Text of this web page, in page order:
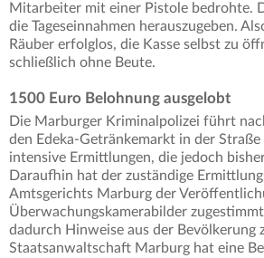
Mitarbeiter mit einer Pistole bedrohte.
die Tageseinnahmen herauszugeben.
Räuber erfolglos, die Kasse selbst zu
schließlich ohne Beute.
1500 Euro Belohnung ausgelobt
Die Marburger Kriminalpolizei führt
den Edeka-Getränkemarkt in der
intensive Ermittlungen, die jedoch
Daraufhin hat der zuständige
Amtsgerichts Marburg der
Überwachungskamerabilder
dadurch Hinweise aus der Bevölkerung
Staatsanwaltschaft Marburg hat eine